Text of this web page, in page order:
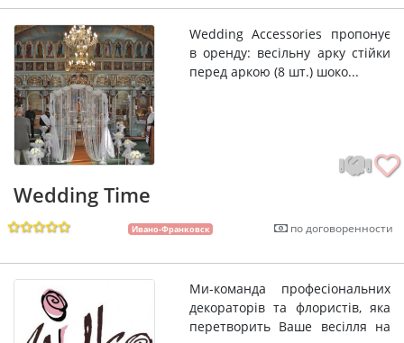
Wedding Accessories пропонує
в оренду: весільну арку стійки
перед аркою (8 шт.) шоко...
Wedding Time
Ивано-Франковск по договоренности
Ми-команда професіональних
декораторів та флористів, яка
перетворить Ваше весілля на